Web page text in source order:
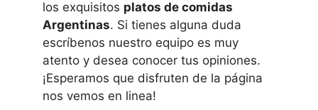
los exquisitos platos de comidas
Argentinas. Si tienes alguna duda
escríbenos nuestro equipo es muy
atento y desea conocer tus opiniones.
¡Esperamos que disfruten de la página
nos vemos en linea!